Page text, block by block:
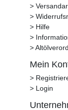
>
>
> Hilfe
>
>
Mein
>
> Login